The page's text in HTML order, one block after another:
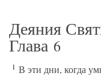
Деяния
Глава 6
1 В эти дни, когда